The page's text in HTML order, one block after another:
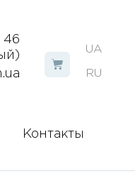
UA
RU
46
Контакты